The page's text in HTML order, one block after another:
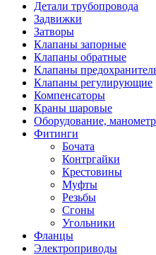
Детали трубопровода
Задвижки
Затворы
Клапаны запорные
Клапаны обратные
Клапаны
Клапаны регулирующие
Компенсаторы
Краны шаровые
Оборудование,
Фитинги
Бочата
Контргайки
Крестовины
Муфты
Резьбы
Сгоны
Угольники
Фланцы
Электроприводы